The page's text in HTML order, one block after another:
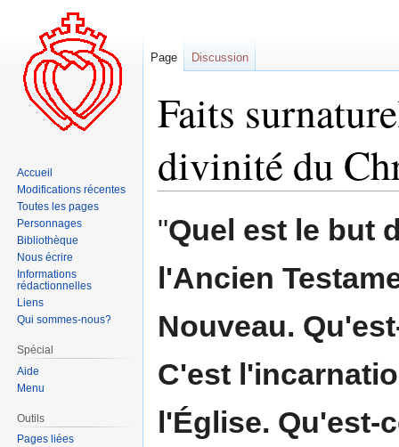
Faits
divinité du
navigation
recherche
"Quel est le but
l'Ancien
Nouveau.
C'est
l'Église. Qu'est-
Page Discussion
Accueil
Modifications récentes
Toutes les pages
Personnages
Bibliothèque
Nous écrire
Informations
rédactionnelles
Liens
Qui sommes-nous?
Spécial
Aide
Menu
Outils
Pages liées